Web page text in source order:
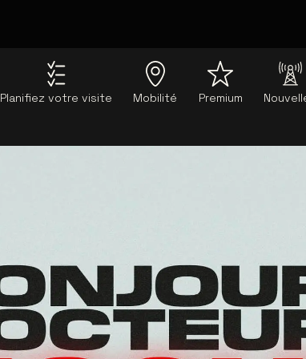
Planifiez votre visite Mobilité Premium